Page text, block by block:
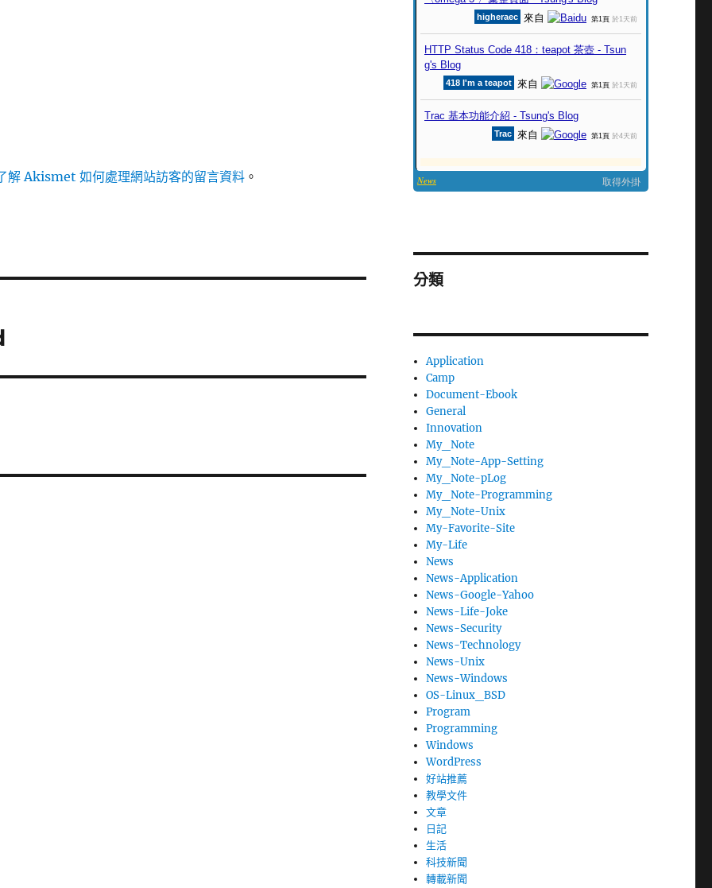
解 Akismet 如何處理網站訪客的留言資料 。
分類
Application
Camp
Document-Ebook
General
Innovation
My_Note
My_Note-App-Setting
My_Note-pLog
My_Note-Programming
My_Note-Unix
My-Favorite-Site
My-Life
News
News-Application
News-Google-Yahoo
News-Life-Joke
News-Security
News-Technology
News-Unix
News-Windows
OS-Linux_BSD
Program
Programming
Windows
WordPress
好站推薦
教學文件
文章
日記
生活
科技新聞
轉載新聞